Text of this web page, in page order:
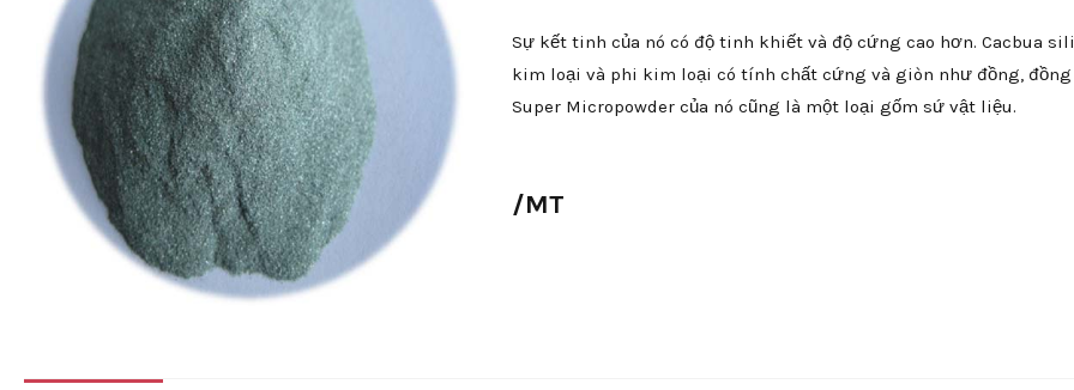
Sự kết tinh của nó có độ tinh khiết và độ cứng cao hơn. Cacbua
kim loại và phi kim loại có tính chất cứng và giòn như đồng,
Super Micropowder của nó cũng là một loại gốm sứ vật liệu.
/MT